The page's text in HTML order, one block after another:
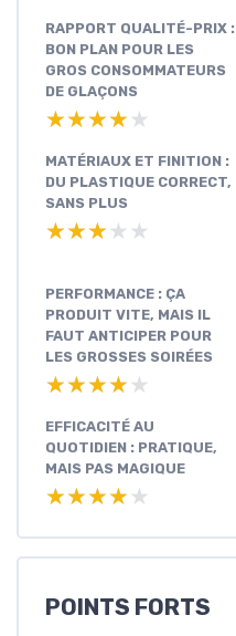
RAPPORT QUALITÉ-PRIX :
BON PLAN POUR LES
GROS CONSOMMATEURS
DE GLAÇONS
★★★★★
★★★★★
MATÉRIAUX ET FINITION :
DU PLASTIQUE CORRECT,
SANS PLUS
★★★★★
★★★★★
PERFORMANCE : ÇA
PRODUIT VITE, MAIS IL
FAUT ANTICIPER POUR
LES GROSSES SOIRÉES
★★★★★
★★★★★
EFFICACITÉ AU
QUOTIDIEN : PRATIQUE,
MAIS PAS MAGIQUE
★★★★★
★★★★★
POINTS FORTS